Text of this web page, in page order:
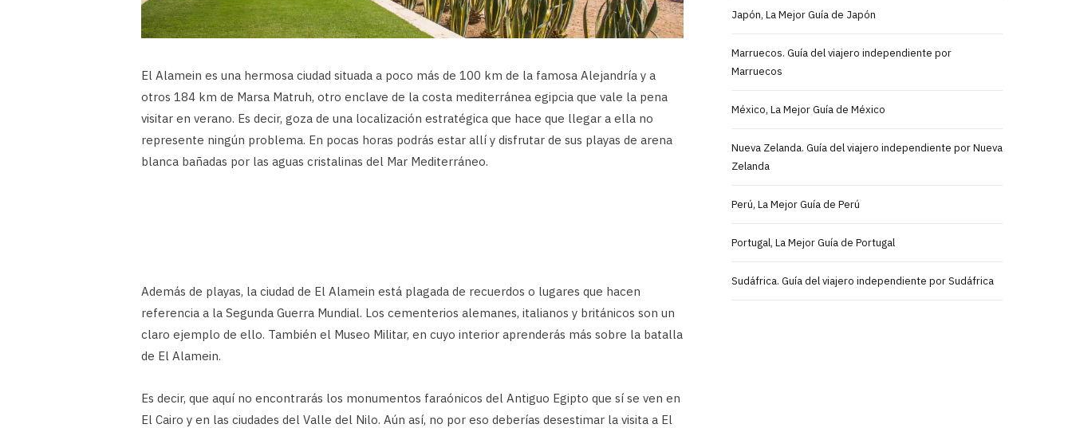
El Alamein es una hermosa ciudad situada a poco más de 100 km de la famosa Alejandría y a
otros 184 km de Marsa Matruh, otro enclave de la costa mediterránea egipcia que vale la pena
visitar en verano. Es decir, goza de una localización estratégica que hace que llegar a ella no
represente ningún problema. En pocas horas podrás estar allí y disfrutar de sus playas de arena
blanca bañadas por las aguas cristalinas del Mar Mediterráneo.
Además de playas, la ciudad de El Alamein está plagada de recuerdos o lugares que hacen
referencia a la Segunda Guerra Mundial. Los cementerios alemanes, italianos y británicos son un
claro ejemplo de ello. También el Museo Militar, en cuyo interior aprenderás más sobre la batalla
de El Alamein.
Es decir, que aquí no encontrarás los monumentos faraónicos del Antiguo Egipto que sí se ven en
El Cairo y en las ciudades del Valle del Nilo. Aún así, no por eso deberías desestimar la visita a El
Japón, La Mejor Guía de Japón
Marruecos. Guía del viajero independiente por
Marruecos
México, La Mejor Guía de México
Nueva Zelanda. Guía del viajero independiente por Nueva
Zelanda
Perú, La Mejor Guía de Perú
Portugal, La Mejor Guía de Portugal
Sudáfrica. Guía del viajero independiente por Sudáfrica